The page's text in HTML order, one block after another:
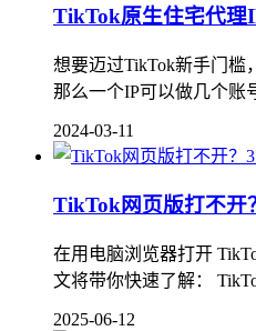
TikTok原生住宅代理
想要迈过TikTok新手门槛
那么一个IP可以做几个账
2024-03-11
TikTok网页版打不开
在用电脑浏览器打开
文将带你快速了解：
2025-06-12